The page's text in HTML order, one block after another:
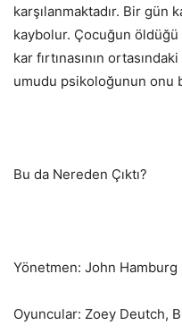
karşılanmaktadır. Bir gün
kaybolur. Çocuğun
kar fırtınasının
umudu psikoloğunun onu
Bu da Nereden Çıktı?
Yönetmen: John Hamburg
Oyuncular: Zoey Deutch,